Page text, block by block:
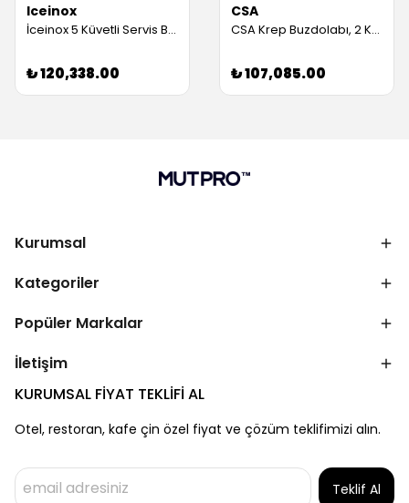
Iceinox
İceinox 5 Küvetli Servis Buzdolapları Camlı (Servis Garantili)
₺ 120,338.00
CSA
CSA Krep Buzdolabı, 2 Kapılı, 281 L (Servis Garantili)
₺ 107,085.00
Kurumsal
Kategoriler
Popüler Markalar
İletişim
KURUMSAL FİYAT TEKLİFİ AL
Otel, restoran, kafe çin özel fiyat ve çözüm teklifimizi alın.
Teklif Al